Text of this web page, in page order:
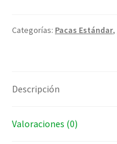
Categorías: Pacas Estándar,
Descripción
Valoraciones (0)